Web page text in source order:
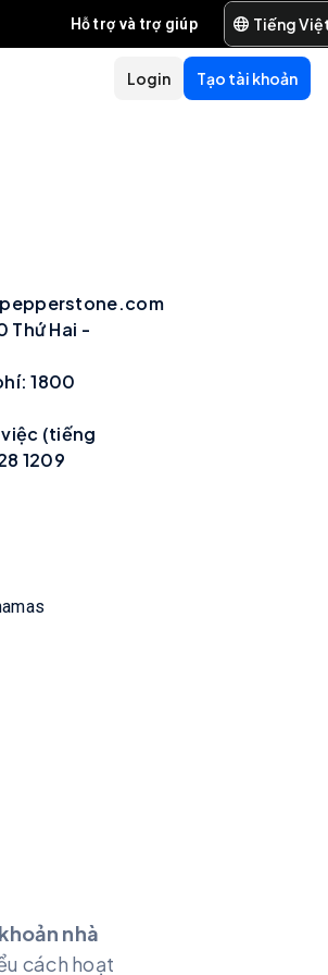
Hỗ trợ và trợ giúp Tiếng
Tạo tài khoản
Login
Hai -
1800
(tiếng
1209
nhà
cách hoạt